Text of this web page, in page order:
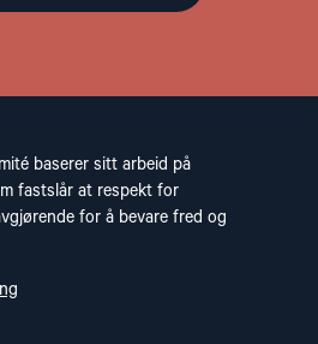
baserer sitt arbeid på
fastslår at respekt for
for å bevare fred og